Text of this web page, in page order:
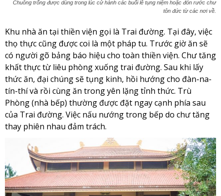
Chuông trống được dùng trong lúc cử hành các buổi lễ tụng niệm hoặc đón rước chư
tôn đức từ các nơi về.
Khu nhà ăn tại thiền viện gọi là Trai đường. Tại đây, việc
thọ thực cũng được coi là một pháp tu. Trước giờ ăn sẽ
có người gõ bảng báo hiệu cho toàn thiền viện. Chư tăng
khất thực từ liêu phòng xuống trai đường. Sau khi lấy
thức ăn, đại chúng sẽ tụng kinh, hồi hướng cho đàn-na-
tín-thí và rồi cùng ăn trong yên lặng tỉnh thức. Trù
Phòng (nhà bếp) thường được đặt ngay cạnh phía sau
của Trai đường. Việc nấu nướng trong bếp do chư tăng
thay phiên nhau đảm trách.